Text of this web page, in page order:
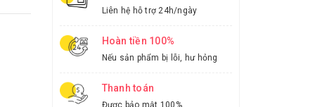
Liên hệ hỗ trợ 24h/ngày
Hoàn tiền 100%
Nếu sản phẩm bị lỗi, hư hỏng
Thanh toán
Được bảo mật 100%